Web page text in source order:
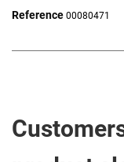
Reference 00080471